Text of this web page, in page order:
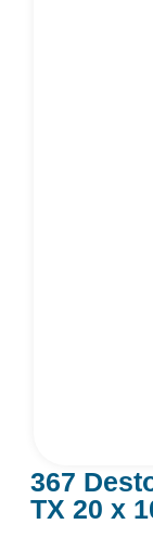
367
TX 20 x